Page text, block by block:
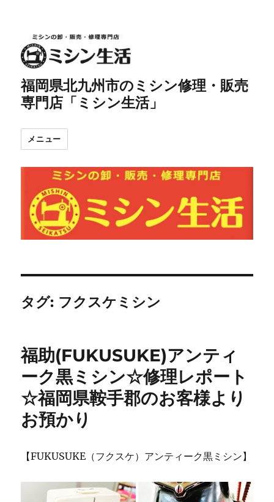
福岡県北九州市のミシン修理・販売
専門店「ミシン生活」
メニュー
タグ: フクスケミシン
福助(FUKUSUKE)アンティ
ーク黒ミシン☆修理レポート
☆福岡県鞍手郡のお客様より
お預かり
【FUKUSUKE（フクスケ）アンティーク黒ミシン】